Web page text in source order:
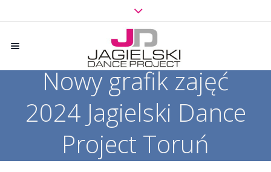
Nowy grafik zajęć
2024 Jagielski Dance
Project Toruń